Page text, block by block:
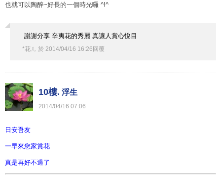
也就可以陶醉~好長的一個時光囉 ^!^
謝謝分享 辛夷花的秀麗 真讓人賞心悅目
*花ㄦ 於 2014/04/16 16:26回覆
10樓. 浮生
2014/04/16 07:06
日安吾友
一早來您家賞花
真是再好不過了